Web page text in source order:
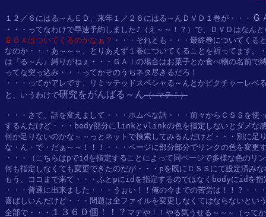
１２／６にはる～んＥＤ、来年１／２６にはる～んＤＶＤ１巻が・・・ Ｇ
ＢＯＸはついてくるのかなぁ？ ・・・それとも・・・最終巻についてくる
なのか・・・あ～～～、とりあえず１巻についてくることを祈ってます。
は『る～ん』縛りがねぇ・・・ＧＡⅠの場合はお菓子とか食べ物の名前で
ってな突っ込み・・・ってかそのうちネタ尽きるだろ！
・・・ってかアレです、リミッテッドスペシャる～んとかピクチャーレベ
と、いうわけで研究をがんばる～ん（←マテ！）
・・・さて、話を変えまして・・・ホムペな話・・・前々からＣＳＳを使
するんだけど・・・body部分にlinkとvlinkの色を指定しないとダメな感
何か足りないのかな～～っとネットで検索してみるんだけど・・・別に足
な・ん・で・だぁ～～！！！・・・ページに部分部分でリンクの色を変更
・・・（こちらはpでidを指定することによって同ページで多様な色のリ
何も指定しなくても変更できたのだが・・・pを既にＣＳＳにて設定済み
もう、ココまで来て・・・ふとpにidを指定するのではなくbodyにidを指
・・・普通に出来ました・・・うぉい！！俺の今までの苦労は！！？・・
喜ばしいんだけど・・・問題は全ファイルを変更しなくてはならないとい
全部で・・・ １３６０個！！？ マテや！！やる気うせる～～～（って